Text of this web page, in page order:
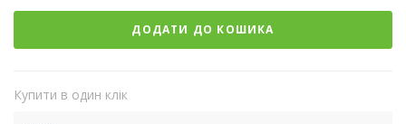
ДОДАТИ ДО КОШИКА
Купити в один клік